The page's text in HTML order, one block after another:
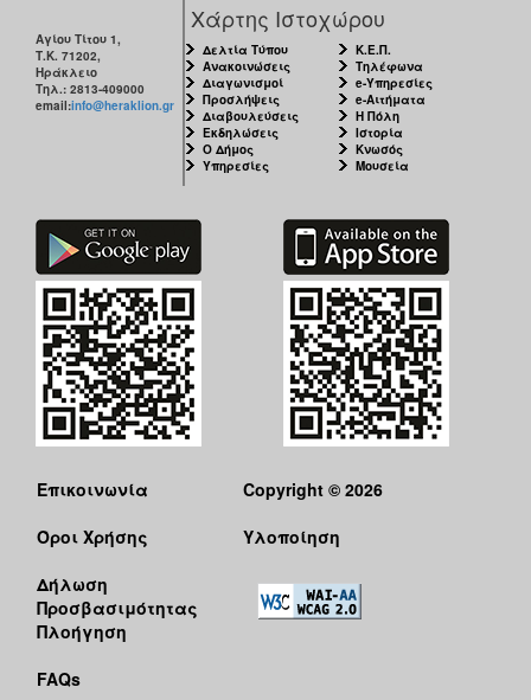
Αγίου Τίτου 1,
Τ.Κ. 71202,
Ηράκλειο
Τηλ.: 2813-409000
email:info@heraklion.gr
Χάρτης Ιστοχώρου
Δελτία Τύπου
Ανακοινώσεις
Διαγωνισμοί
Προσλήψεις
Διαβουλεύσεις
Εκδηλώσεις
Ο Δήμος
Υπηρεσίες
Κ.Ε.Π.
Τηλέφωνα
e-Υπηρεσίες
e-Αιτήματα
Η Πόλη
Ιστορία
Κνωσός
Μουσεία
Επικοινωνία
Όροι Χρήσης
Δήλωση
Προσβασιμότητας
Πλοήγηση
FAQs
Copyright © 2026
Υλοποίηση